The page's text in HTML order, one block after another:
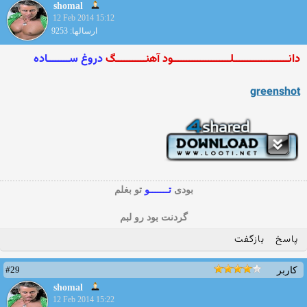
shomal
12 Feb 2014 15:12
ارسالها: 9253
دانــــــــــــــــــــلـــــــــــــــــــــود آهنـــــــــــگدروغ ســــــــاده
greenshot
بودیتـــــــوتو بغلم
گردنت بود رو لبم
پاسخ بازگفت
کاربر
#29
shomal
12 Feb 2014 15:22